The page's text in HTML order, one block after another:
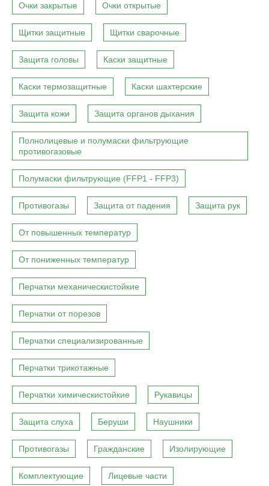
Очки закрытые Очки открытые
Щитки защитные Щитки сварочные
Защита головы Каски защитные
Каски термозащитные Каски шахтерские
Защита кожи Защита органов дыхания
Полнолицевые и полумаски фильтрующие
противогазовые
Полумаски фильтрующие (FFP1 - FFP3)
Противогазы Защита от падения Защита рук
От повышенных температур
От пониженных температур
Перчатки механическистойкие
Перчатки от порезов
Перчатки специализированные
Перчатки трикотажные
Перчатки химическистойкие Рукавицы
Защита слуха Беруши Наушники
Противогазы Гражданские Изолирующие
Комплектующие Лицевые части